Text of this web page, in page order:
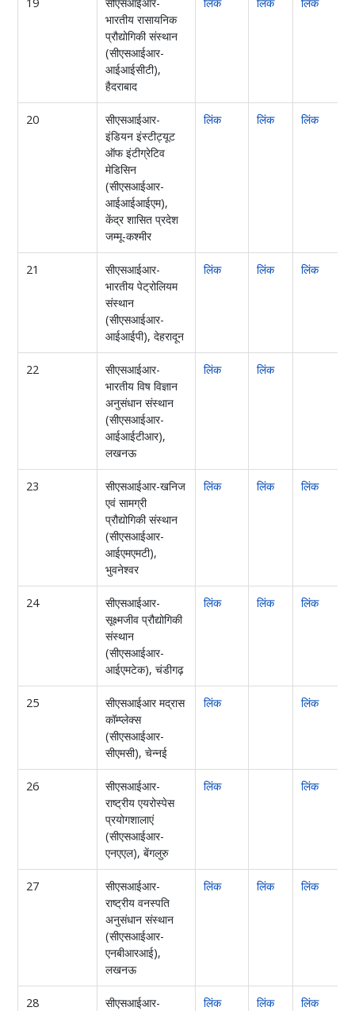
भारतीय रासायनिक
प्रौद्योगिकी संस्थान
(सीएसआईआर-
आईआईसीटी),
हैदराबाद
20
सीएसआईआर-
इंडियन इंस्टीट्यूट
ऑफ इंटीग्रेटिव
मेडिसिन
(सीएसआईआर-
आईआईआईएम),
केंद्र शासित प्रदेश
जम्मू-कश्मीर
लिंक लिंक लिंक
21
सीएसआईआर-
भारतीय पेट्रोलियम
संस्थान
(सीएसआईआर-
आईआईपी), देहरादून
लिंक लिंक लिंक
22
सीएसआईआर-
भारतीय विष विज्ञान
अनुसंधान संस्थान
(सीएसआईआर-
आईआईटीआर),
लखनऊ
लिंक लिंक
23
सीएसआईआर-खनिज
एवं सामग्री
प्रौद्योगिकी संस्थान
(सीएसआईआर-
आईएमएमटी),
भुवनेश्वर
लिंक लिंक लिंक
24
सीएसआईआर-
सूक्ष्मजीव प्रौद्योगिकी
संस्थान
(सीएसआईआर-
आईएमटेक), चंडीगढ़
लिंक लिंक लिंक
25
सीएसआईआर मद्रास
कॉम्प्लेक्स
(सीएसआईआर-
सीएमसी), चेन्नई
लिंक लिंक
26
सीएसआईआर-
राष्ट्रीय एयरोस्पेस
प्रयोगशालाएं
(सीएसआईआर-
एनएएल), बेंगलुरु
लिंक लिंक
27
सीएसआईआर-
राष्ट्रीय वनस्पति
अनुसंधान संस्थान
(सीएसआईआर-
एनबीआरआई),
लखनऊ
लिंक लिंक लिंक
28
सीएसआईआर-
लिंक लिंक लिंक